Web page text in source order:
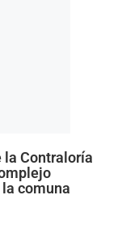
la Contraloría
comuna